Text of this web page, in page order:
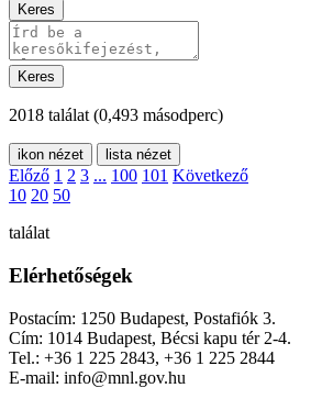
Keres
Keres
2018 találat (0,493 másodperc)
ikon nézet lista nézet
Előző 1 2 3 ... 100 101 Következő
10 20 50
találat
Elérhetőségek
Postacím: 1250 Budapest, Postafiók 3.
Cím: 1014 Budapest, Bécsi kapu tér 2-4.
Tel.: +36 1 225 2843, +36 1 225 2844
E-mail: info@mnl.gov.hu